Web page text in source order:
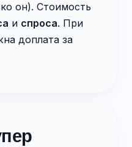
он). Стоимость
и спроса. При
доплата за